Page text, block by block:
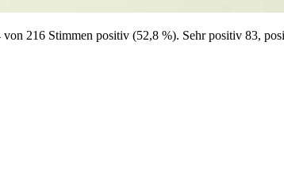
216 Stimmen positiv (52,8 %). Sehr positiv 83,